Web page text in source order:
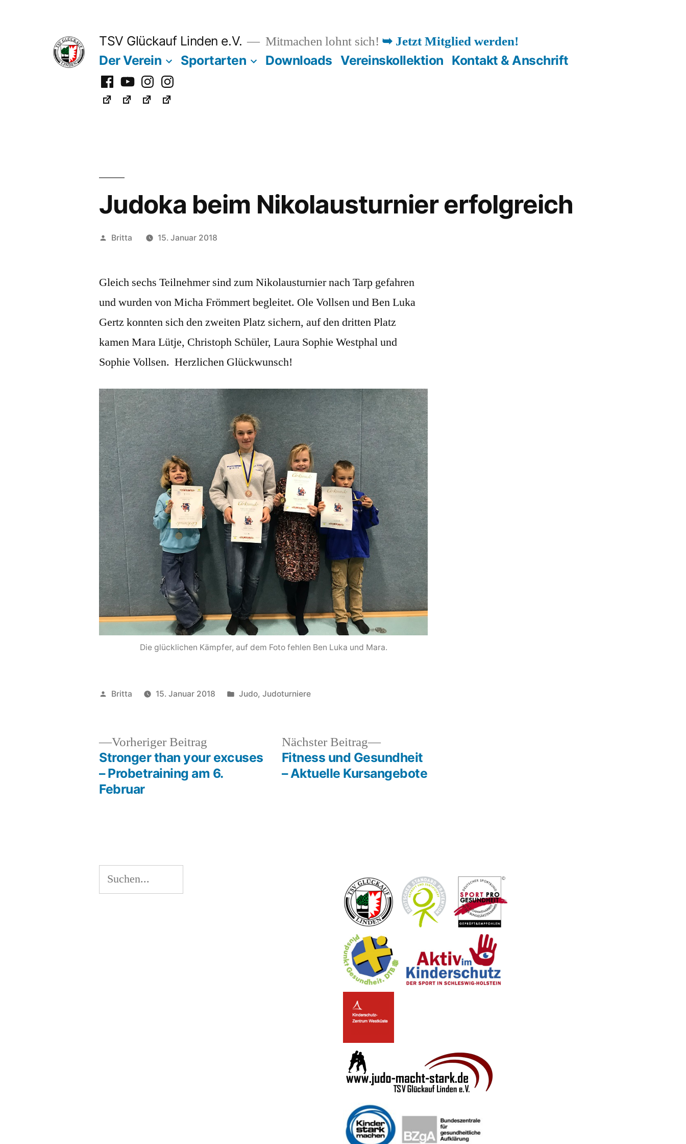
TSV Glückauf Linden e.V. Mitmachen lohnt sich! ➥ Jetzt Mitglied werden!
Der Verein Sportarten Downloads Vereinskollektion Kontakt & Anschrift
Facebook
YoutubeInstagramInstagram
Fußball
Judoka beim Nikolausturnier erfolgreich
Veröffentlicht
Britta 15. Januar 2018
Gleich sechs Teilnehmer sind zum Nikolausturnier nach Tarp gefahren
und wurden von Micha Frömmert begleitet. Ole Vollsen und Ben Luka
Gertz konnten sich den zweiten Platz sichern, auf den dritten Platz
kamen Mara Lütje, Christoph Schüler, Laura Sophie Westphal und
Sophie Vollsen. Herzlichen Glückwunsch!
Die glücklichen Kämpfer, auf dem Foto fehlen Ben Luka und Mara.
Veröffentlicht
Britta 15. Januar 2018
Veröffentlicht
Judo, Judoturniere
Beitragsnavigation
Vorheriger Beitrag
Beitrag:
Stronger than your excuses
– Probetraining am 6.
Februar
Nächster Beitrag
Nächster
Beitrag:
Fitness und Gesundheit
– Aktuelle Kursangebote
Suchen